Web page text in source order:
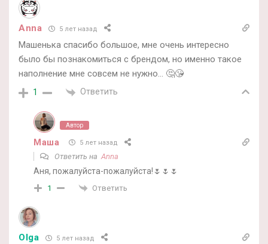
Anna 5 лет назад
Машенька спасибо большое, мне очень интересно
было бы познакомиться с брендом, но именно такое
наполнение мне совсем не нужно… 🤔😘
1 Ответить
Автор
Маша 5 лет назад
Ответить на Anna
Аня, пожалуйста-пожалуйста!🌷🌷🌷
1 Ответить
Olga 5 лет назад